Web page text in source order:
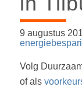
9 augustus
Volg
of als